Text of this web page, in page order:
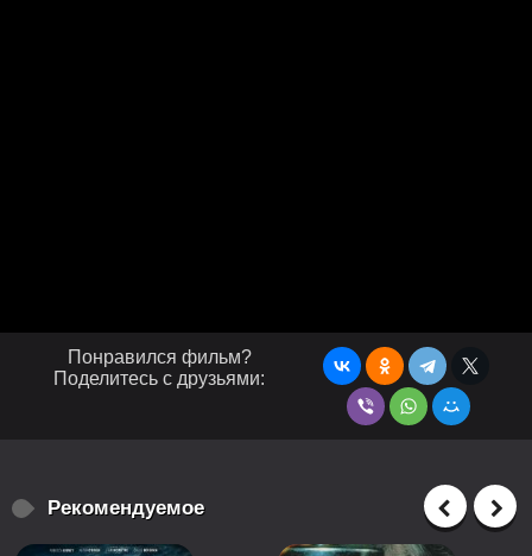
Понравился фильм?
Поделитесь с друзьями:
Рекомендуемое